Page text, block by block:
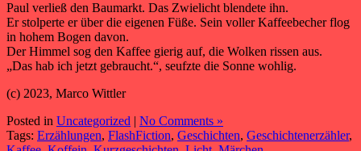
Paul verließ den Baumarkt. Das Zwielicht blendete ihn.
Er stolperte er über die eigenen Füße. Sein voller Kaffeebecher flog
in hohem Bogen davon.
Der Himmel sog den Kaffee gierig auf, die Wolken rissen aus.
„Das hab ich jetzt gebraucht.“, seufzte die Sonne wohlig.
(c) 2023, Marco Wittler
Posted in Uncategorized | No Comments »
Tags: Erzählungen, FlashFiction, Geschichten, Geschichtenerzähler,